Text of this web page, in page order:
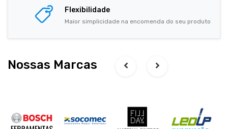
Flexibilidade
Maior simplicidade na encomenda do seu produto
Nossas Marcas